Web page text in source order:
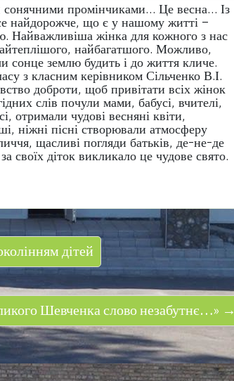
сонячними промінчиками… Це весна… Із
найдорожче, що є у нашому житті –
Найважливіша жінка для кожного з нас
найбагатшого. Можливо,
сонце землю будить і до життя кличе.
з класним керівником Сільченко В.І.
доброти, щоб привітати всіх жінок
слів почули мами, бабусі, вчителі,
отримали чудові весняні квіти,
ніжні пісні створювали атмосферу
щасливі погляди батьків, де-не-де
своїх діток викликало це чудове свято.
дітей
Шевченка слово незабутнє…» →